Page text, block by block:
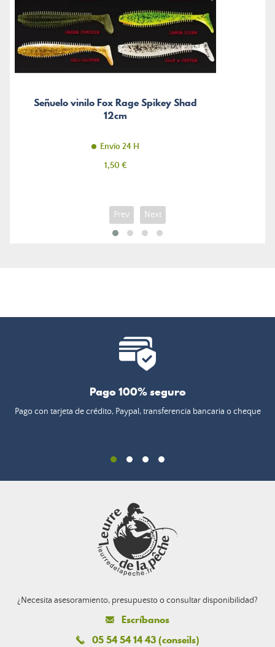
Señuelo vinilo Fox Rage Spikey Shad
12cm
Envío 24 H
Precio
1,50 €
Prev Next
Pago 100% seguro
Pago con tarjeta de crédito, Paypal, transferencia bancaria o cheque
¿Necesita asesoramiento, presupuesto o consultar disponibilidad?
Escríbanos
05 54 54 14 43 (conseils)